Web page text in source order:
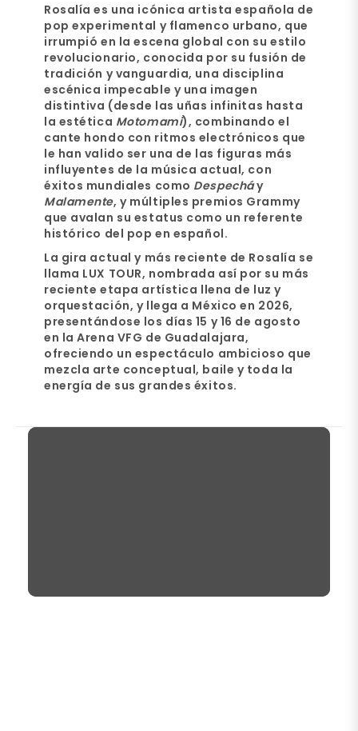
Rosalía es una icónica artista española de
pop experimental y flamenco urbano, que
irrumpió en la escena global con su estilo
revolucionario, conocida por su fusión de
tradición y vanguardia, una disciplina
escénica impecable y una imagen
distintiva (desde las uñas infinitas hasta
la estética Motomami), combinando el
cante hondo con ritmos electrónicos que
le han valido ser una de las figuras más
influyentes de la música actual, con
éxitos mundiales como Despecháy
Malamente, y múltiples premios Grammy
que avalan su estatus como un referente
histórico del pop en español.
La gira actual y más reciente de Rosalía se
llama LUX TOUR, nombrada así por su más
reciente etapa artística llena de luz y
orquestación, y llega a México en 2026,
presentándose los días 15 y 16 de agosto
en la Arena VFG de Guadalajara,
ofreciendo un espectáculo ambicioso que
mezcla arte conceptual, baile y toda la
energía de sus grandes éxitos.